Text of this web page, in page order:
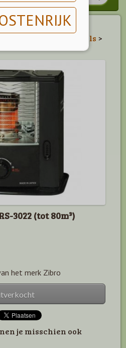
Zibro Petroleumkachels >
3022 (tot 80m³)
het merk Zibro
je misschien ook